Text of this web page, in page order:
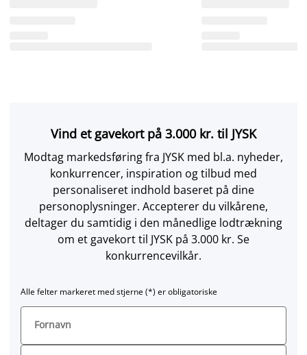
Vind et gavekort på 3.000 kr. til JYSK
Modtag markedsføring fra JYSK med bl.a. nyheder,
konkurrencer, inspiration og tilbud med
personaliseret indhold baseret på dine
personoplysninger. Accepterer du vilkårene,
deltager du samtidig i den månedlige lodtrækning
om et gavekort til JYSK på 3.000 kr. Se
konkurrencevilkår.
Alle felter markeret med stjerne (*) er obligatoriske
Fornavn